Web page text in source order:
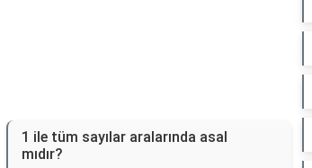
1 ile tüm sayılar aralarında asal
mıdır?